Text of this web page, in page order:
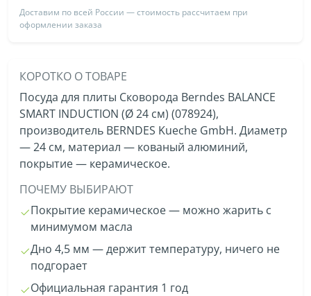
Доставим по всей России — стоимость рассчитаем при
оформлении заказа
КОРОТКО О ТОВАРЕ
Посуда для плиты Сковорода Berndes BALANCE
SMART INDUCTION (Ø 24 см) (078924),
производитель BERNDES Kueche GmbH. Диаметр
— 24 см, материал — кованый алюминий,
покрытие — керамическое.
ПОЧЕМУ ВЫБИРАЮТ
Покрытие керамическое — можно жарить с
минимумом масла
Дно 4,5 мм — держит температуру, ничего не
подгорает
Официальная гарантия 1 год